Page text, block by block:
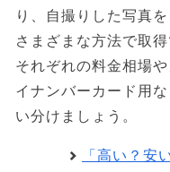
り、自撮りした写真
さまざまな方法で取得
それぞれの料金相場
イナンバーカード用
い分けましょう。
「高い？安